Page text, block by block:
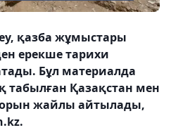
қазба жұмыстары
ерекше тарихи
Бұл материалда
табылған Қазақстан мен
орын жайлы айтылады,